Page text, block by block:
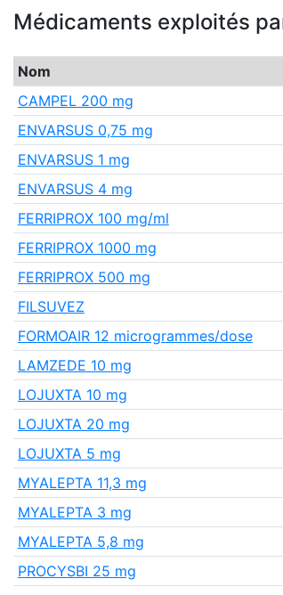
Médicaments exploités
Nom
CAMPEL 200 mg
ENVARSUS 0,75 mg
ENVARSUS 1 mg
ENVARSUS 4 mg
FERRIPROX 100 mg/ml
FERRIPROX 1000 mg
FERRIPROX 500 mg
FILSUVEZ
FORMOAIR 12 microgrammes/dose
LAMZEDE 10 mg
LOJUXTA 10 mg
LOJUXTA 20 mg
LOJUXTA 5 mg
MYALEPTA 11,3 mg
MYALEPTA 3 mg
MYALEPTA 5,8 mg
PROCYSBI 25 mg